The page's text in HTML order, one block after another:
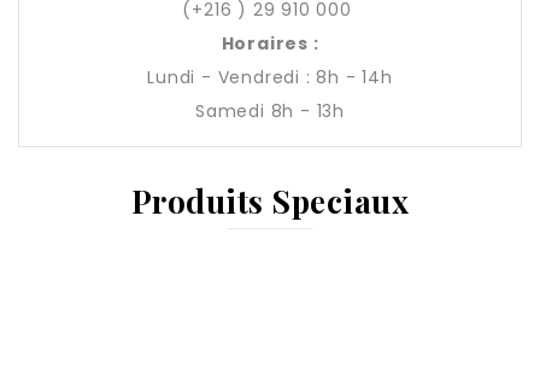
(+216 ) 29 910 000
Horaires :
Lundi - Vendredi : 8h - 14h
Samedi 8h - 13h
Produits Speciaux